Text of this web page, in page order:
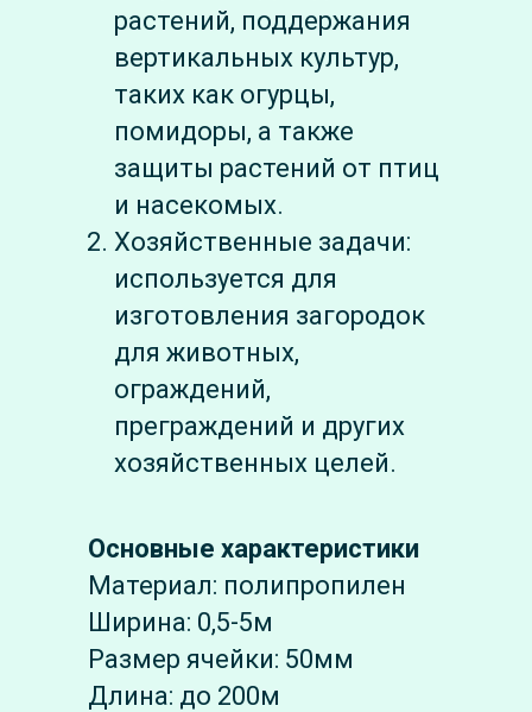
растений, поддержания
вертикальных культур,
таких как огурцы,
помидоры, а также
защиты растений от птиц
и насекомых.
Хозяйственные задачи:
используется для
изготовления загородок
для животных,
ограждений,
преграждений и других
хозяйственных целей.
Основные характеристики
Материал: полипропилен
Ширина: 0,5-5м
Размер ячейки: 50мм
Длина: до 200м